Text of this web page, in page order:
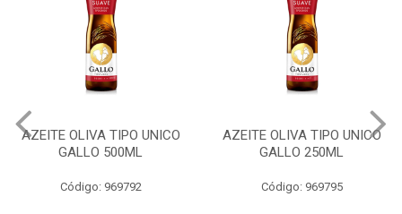
AZEITE OLIVA TIPO UNICO
GALLO 250ML
Código: 969795
AZEITE OLIVA EXTRA
VIRGEM GALLO 500ML
Código: 969796